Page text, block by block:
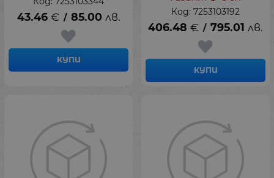
43.46 € / 85.00 лв.
КУПИ
Код: 7253103192
406.48 € / 795.01 лв.
КУПИ